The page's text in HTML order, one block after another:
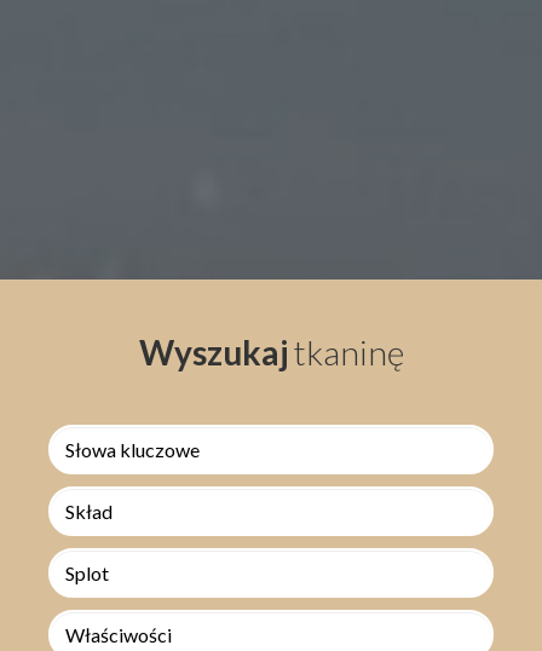
Wyszukajtkaninę
Skład
Splot
Właściwości